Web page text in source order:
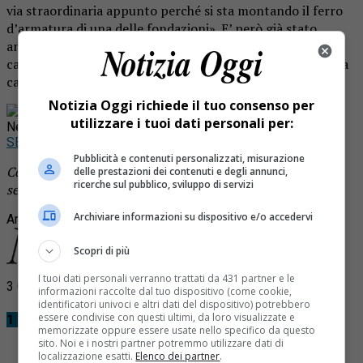
via straordinaria appunto perché si sta montando il ferro
d’armatura di una delle fondazioni». E’ però già stato
annunciato da Anas che nelle prossime domeniche il
cantiere sarà fermo per consentire agli operai di tornare a
casa dalle loro famiglie.
Rimani aggiornato seguendoci su Google
News!
SEGUICI
Continua a leggere le notizie diNotizia Oggi Borgosesia
segui la nostrapagina Facebook
Argomenti correlati:ponteromagnano
3 Commenti
1 Commento
Notizia Oggi richiede il tuo consenso per
utilizzare i tuoi dati personali per:
Pubblicità e contenuti personalizzati, misurazione
delle prestazioni dei contenuti e degli annunci,
ricerche sul pubblico, sviluppo di servizi
Archiviare informazioni su dispositivo e/o accedervi
Scopri di più
I tuoi dati personali verranno trattati da 431 partner e le
informazioni raccolte dal tuo dispositivo (come cookie,
identificatori univoci e altri dati del dispositivo) potrebbero
essere condivise con questi ultimi, da loro visualizzate e
memorizzate oppure essere usate nello specifico da questo
sito. Noi e i nostri partner potremmo utilizzare dati di
localizzazione esatti. Elenco dei partner.